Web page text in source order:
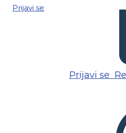
Prijavi se
Prijavi se